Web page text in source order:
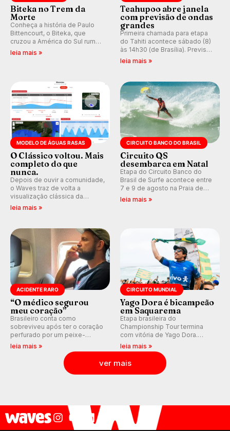
Biteka no Trem da
Morte
Conheça a história de Paulo
Bittencourt, o Biteka, que
cruzou a América do Sul rumo
ao Pacífico em uma jornada
leia mais »
Teahupoo abre janela
com previsão de ondas
grandes
Primeira chamada para etapa
do Tahiti acontece sábado (8)
às 14h30 (de Brasília). Previsão
indica swell consistente.
Kelly Slater convidado.
leia mais »
MODELO DE ÁGUAS RASAS
O Clássico voltou. Mais
completo do que
nunca.
Depois de ouvir a comunidade,
o Waves traz de volta a
visualização clássica da
previsão de águas rasas,
ondas para até 16 dias.
leia mais »
CIRCUITO BANCO DO BRASIL
Circuito QS
desembarca em Natal
Etapa do Circuito Banco do
Brasil de Surfe acontece entre
7 e 9 de agosto na Praia de
Miami (RN), em disputas
leia mais »
ACIDENTE RARO
“O médico segurou
meu coração”
Brasileiro conta como
sobreviveu após ter o coração
perfurado por um peixe-
agulha enquanto surfava na
leia mais »
CIRCUITO MUNDIAL
Yago Dora é bicampeão
em Saquarema
Etapa brasileira do
Championship Tour termina
com vitória de Yago Dora.
Sawyer Lindblad vence entre
as mulheres e Leonardo
Fioravanti assume liderança do
ranking mundial da WSL, na
etapa de Saquarema.
leia mais »
ver mais